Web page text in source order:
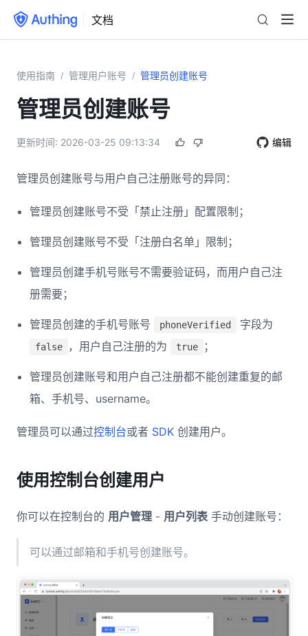
文档
使用指南 / 管理用户账号 / 管理员创建账号
管理员创建账号
更新时间: 2026-03-25 09:13:34 编辑
管理员创建账号与用户自己注册账号的异同：
管理员创建账号不受「禁止注册」配置限制；
管理员创建账号不受「注册白名单」限制；
管理员创建手机号账号不需要验证码，而用户自己注
册需要；
管理员创建的手机号账号 phoneVerified 字段为
false ，用户自己注册的为 true ；
管理员创建账号和用户自己注册都不能创建重复的邮
箱、手机号、username。
管理员可以通过控制台或者 SDK 创建用户。
使用控制台创建用户
你可以在控制台的 用户管理 - 用户列表 手动创建账号：
可以通过邮箱和手机号创建账号。